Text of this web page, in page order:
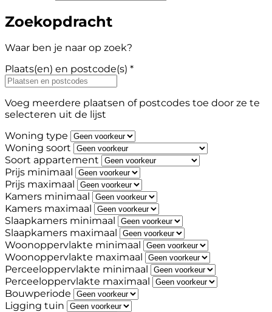
Zoekopdracht
Waar ben je naar op zoek?
Plaats(en) en postcode(s) *
Voeg meerdere plaatsen of postcodes toe door ze te
selecteren uit de lijst
Woning type
Woning soort
Soort appartement
Prijs minimaal
Prijs maximaal
Kamers minimaal
Kamers maximaal
Slaapkamers minimaal
Slaapkamers maximaal
Woonoppervlakte minimaal
Woonoppervlakte maximaal
Perceeloppervlakte minimaal
Perceeloppervlakte maximaal
Bouwperiode
Ligging tuin